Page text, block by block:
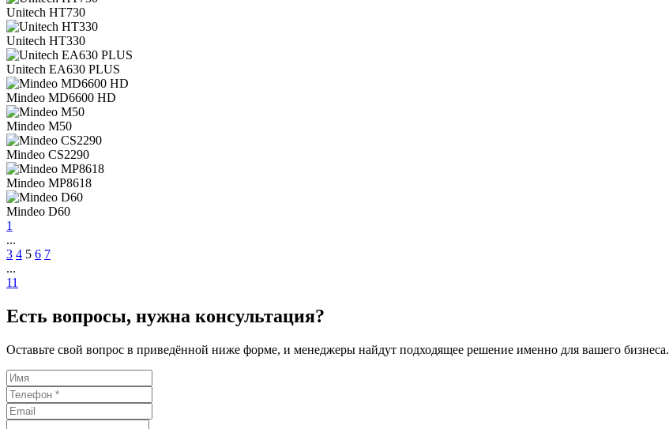
Unitech HT730
Unitech HT330
Unitech EA630 PLUS
Mindeo MD6600 HD
Mindeo M50
Mindeo CS2290
Mindeo MP8618
Mindeo D60
1
...
3 4 5 6 7
...
11
Есть вопросы, нужна консультация?
Оставьте свой вопрос в приведённой ниже форме, и менеджеры найдут подходящее решение именно для вашего бизнеса.